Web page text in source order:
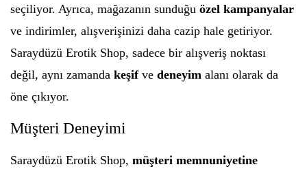
seçiliyor. Ayrıca, mağazanın sunduğu özel kampanyalar
ve indirimler, alışverişinizi daha cazip hale getiriyor.
Saraydüzü Erotik Shop, sadece bir alışveriş noktası
değil, aynı zamanda keşifve deneyim alanı olarak da
öne çıkıyor.
Müşteri Deneyimi
Saraydüzü Erotik Shop, müşteri memnuniyetine